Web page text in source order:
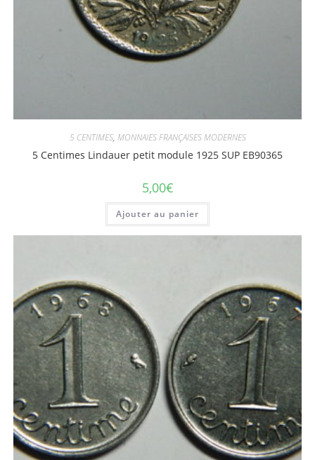
5 CENTIMES, MONNAIES FRANÇAISES MODERNES
5 Centimes Lindauer petit module 1925 SUP EB90365
5,00€
Ajouter au panier